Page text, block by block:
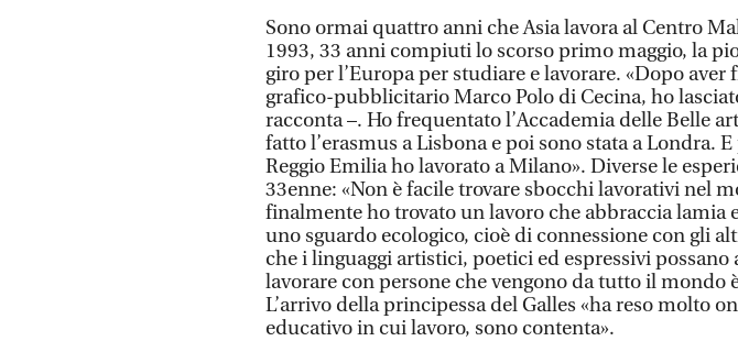
Sono ormai quattro anni che Asia lavora al Centro
1993, 33 anni compiuti lo scorso primo maggio, la
giro per l’Europa per studiare e lavorare. «Dopo
grafico-pubblicitario Marco Polo di Cecina, ho
racconta –. Ho frequentato l’Accademia delle Belle
fatto l’erasmus a Lisbona e poi sono stata a Londra.
Reggio Emilia ho lavorato a Milano». Diverse le
33enne: «Non è facile trovare sbocchi lavorativi nel
finalmente ho trovato un lavoro che abbraccia lamia
uno sguardo ecologico, cioè di connessione con gli
che i linguaggi artistici, poetici ed espressivi possano
lavorare con persone che vengono da tutto il mondo
L’arrivo della principessa del Galles «ha reso molto
educativo in cui lavoro, sono contenta».